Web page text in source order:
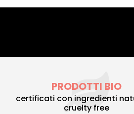
PRODOTTI BIO
certificati con ingredienti
cruelty free